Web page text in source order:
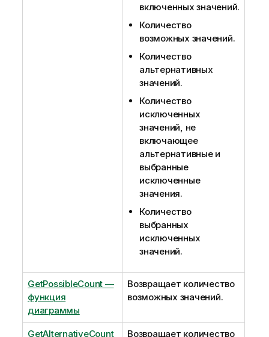
включенных значений.
Количество
возможных значений.
Количество
альтернативных
значений.
Количество
исключенных
значений, не
включающее
альтернативные и
выбранные
исключенные
значения.
Количество
выбранных
исключенных
значений.
GetPossibleCount —
функция
диаграммы
Возвращает количество
возможных значений.
GetAlternativeCount Возвращает количество